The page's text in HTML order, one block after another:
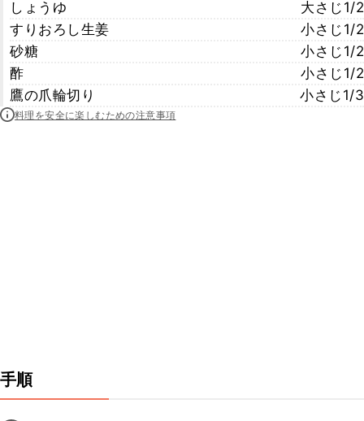
しょうゆ
大さじ1/2
すりおろし生姜
小さじ1/2
砂糖
小さじ1/2
酢
小さじ1/2
鷹の爪輪切り
小さじ1/3
料理を安全に楽しむための注意事項
手順